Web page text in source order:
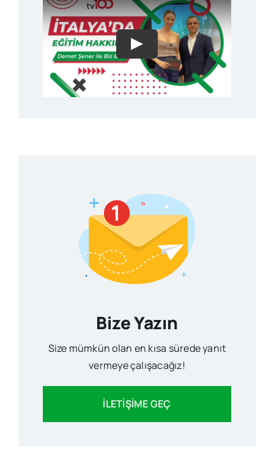
Bize Yazın
Size mümkün olan en kısa sürede yanıt
vermeye çalışacağız!
İLETİŞİME GEÇ